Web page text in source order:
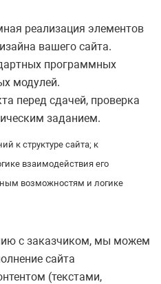
реализация элементов
вашего сайта.
программных
модулей.
перед сдачей, проверка
заданием.
к структуре сайта; к
взаимодействия его
возможностям и логике
с заказчиком, мы можем
сайта
(текстами,